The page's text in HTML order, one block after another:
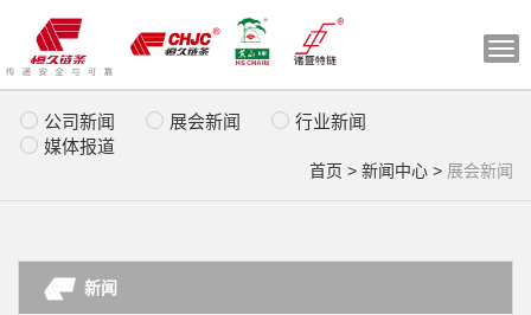
切
公司新闻 展会新闻
行业新闻
媒体报道
首页 > 新闻中心 > 展会新闻
新闻